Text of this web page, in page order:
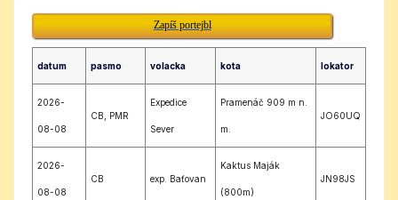
Zapíš portejbl
datum pasmo volacka kota lokator
2026-
08-08
CB, PMR
Expedice
Sever
Pramenáč 909 m n.
m.
JO60UQ
2026-
08-08
CB exp. Baťovan
Kaktus Maják
(800m)
JN98JS